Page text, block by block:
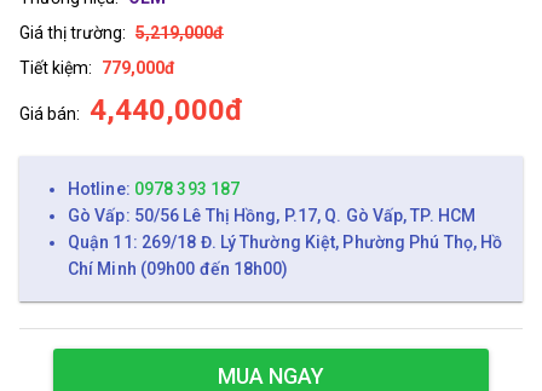
Giá thị trường: 5,219,000đ
Tiết kiệm:
779,000đ
Giá bán: 4,440,000đ
Hotline: 0978 393 187
Gò Vấp: 50/56 Lê Thị Hồng, P.17, Q. Gò Vấp, TP. HCM
Quận 11: 269/18 Đ. Lý Thường Kiệt, Phường Phú Thọ, Hồ
Chí Minh (09h00 đến 18h00)
MUA NGAY